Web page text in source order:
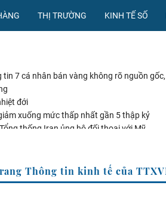
THỊ TRƯỜNG KINH TẾ SỐ
tin 7 cá nhân bán vàng không rõ nguồn gốc,
đới
xuống mức thấp nhất gần 5 thập kỷ
thống Iran ủng hộ đối thoại với Mỹ
Trang Thông tin kinh tế của